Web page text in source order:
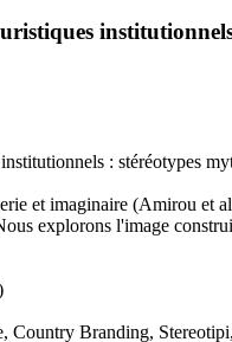
: stéréotypes
et imaginaire (Amirou et
explorons l'image
Country Branding,